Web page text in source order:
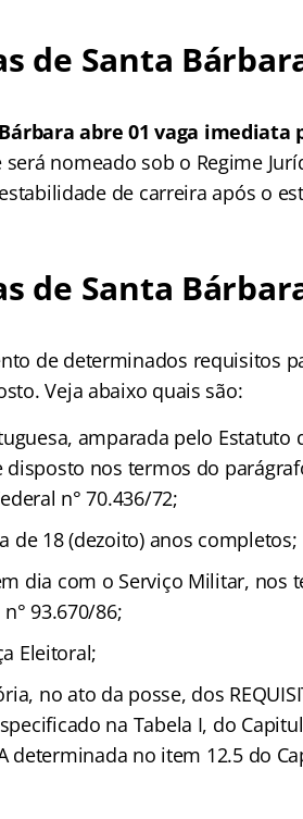
de Santa
abre 01 vaga imediata
nomeado sob o Regime
de carreira após o
de Santa
de determinados requisitos
Veja abaixo quais são:
amparada pelo Estatuto
nos termos do
n° 70.436/72;
de 18 (dezoito) anos completos;
dia com o Serviço Militar, nos
93.670/86;
Eleitoral;
no ato da posse, dos
na Tabela I, do
determinada no item 12.5 do